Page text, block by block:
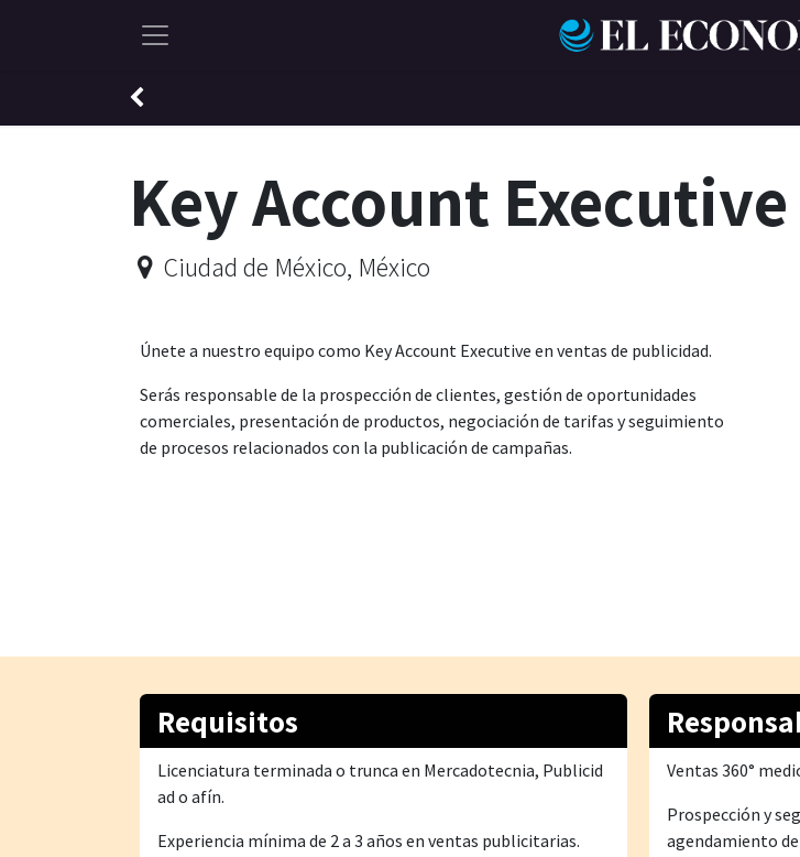
Key Account Executive
Ciudad de México, México
Únete a nuestro equipo como Key Account Executive en ventas de publicidad.
Serás responsable de la prospección de clientes, gestión de oportunidades
comerciales, presentación de productos, negociación de tarifas y seguimiento
de procesos relacionados con la publicación de campañas.
Requisitos
Licenciatura terminada o trunca en Mercadotecnia, Publicid
ad o afín.
Experiencia mínima de 2 a 3 años en ventas publicitarias.
Ventas 360°
Prospección y
agendamiento